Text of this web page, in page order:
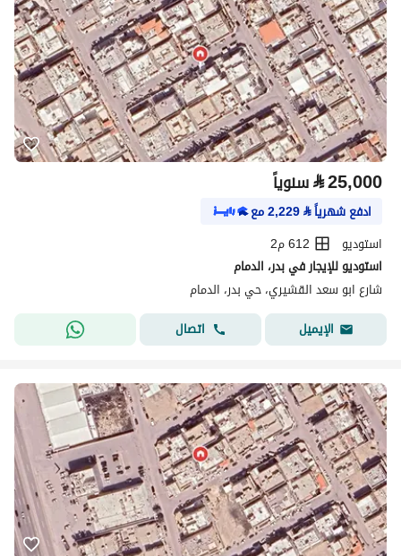
⃁25,000 سنوياً
ادفع شهرياً⃁
2,229مع
استوديو
612 م2
استوديو للإيجار في بدر، الدمام
شارع ابو سعد القشيري، حي بدر، الدمام
الإيميل
اتصال